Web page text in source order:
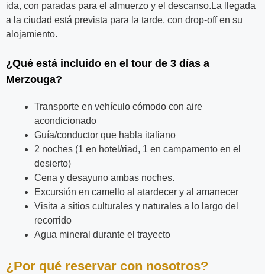
ida, con paradas para el almuerzo y el descanso.La llegada
a la ciudad está prevista para la tarde, con drop-off en su
alojamiento.
¿Qué está incluido en el tour de 3 días a
Merzouga?
Transporte en vehículo cómodo con aire
acondicionado
Guía/conductor que habla italiano
2 noches (1 en hotel/riad, 1 en campamento en el
desierto)
Cena y desayuno ambas noches.
Excursión en camello al atardecer y al amanecer
Visita a sitios culturales y naturales a lo largo del
recorrido
Agua mineral durante el trayecto
¿Por qué reservar con nosotros?